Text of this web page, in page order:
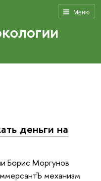
Меню
деньги на
Борис Моргунов
механизм